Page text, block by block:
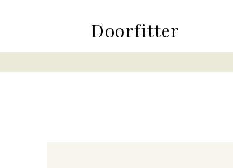
Doorfitter